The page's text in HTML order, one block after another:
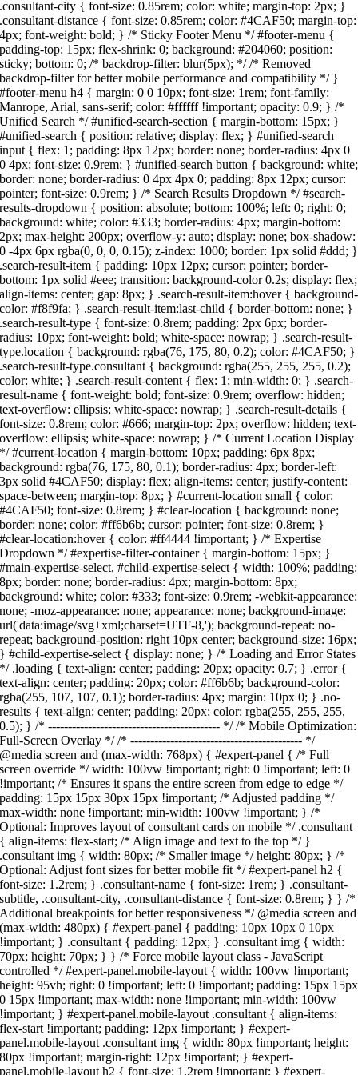
.consultant-city { font-size: 0.85rem; color: white; margin-top: 2px; }
.consultant-distance { font-size: 0.85rem; color: #4CAF50; margin-top:
4px; font-weight: bold; } /* Sticky Footer Menu */ #footer-menu {
padding-top: 15px; flex-shrink: 0; background: #204060; position:
sticky; bottom: 0; /* backdrop-filter: blur(5px); */ /* Removed
backdrop-filter for better mobile performance and compatibility */ }
#footer-menu h4 { margin: 0 0 10px; font-size: 1rem; font-family:
Manrope, Arial, sans-serif; color: #ffffff !important; opacity: 0.9; } /*
Unified Search */ #unified-search-section { margin-bottom: 15px; }
#unified-search { position: relative; display: flex; } #unified-search
input { flex: 1; padding: 8px 12px; border: none; border-radius: 4px 0
0 4px; font-size: 0.9rem; } #unified-search button { background: white;
border: none; border-radius: 0 4px 4px 0; padding: 8px 12px; cursor:
pointer; font-size: 0.9rem; } /* Search Results Dropdown */ #search-
results-dropdown { position: absolute; bottom: 100%; left: 0; right: 0;
background: white; color: #333; border-radius: 4px; margin-bottom:
2px; max-height: 200px; overflow-y: auto; display: none; box-shadow:
0 -4px 6px rgba(0, 0, 0, 0.15); z-index: 1000; border: 1px solid #ddd; }
.search-result-item { padding: 10px 12px; cursor: pointer; border-
bottom: 1px solid #eee; transition: background-color 0.2s; display: flex;
align-items: center; gap: 8px; } .search-result-item:hover { background-
color: #f8f9fa; } .search-result-item:last-child { border-bottom: none; }
.search-result-type { font-size: 0.8rem; padding: 2px 6px; border-
radius: 10px; font-weight: bold; white-space: nowrap; } .search-result-
type.location { background: rgba(76, 175, 80, 0.2); color: #4CAF50; }
.search-result-type.consultant { background: rgba(255, 255, 255, 0.2);
color: white; } .search-result-content { flex: 1; min-width: 0; } .search-
result-name { font-weight: bold; font-size: 0.9rem; overflow: hidden;
text-overflow: ellipsis; white-space: nowrap; } .search-result-details {
font-size: 0.8rem; color: #666; margin-top: 2px; overflow: hidden; text-
overflow: ellipsis; white-space: nowrap; } /* Current Location Display
*/ #current-location { margin-bottom: 10px; padding: 6px 8px;
background: rgba(76, 175, 80, 0.1); border-radius: 4px; border-left:
3px solid #4CAF50; display: flex; align-items: center; justify-content:
space-between; margin-top: 8px; } #current-location small { color:
#4CAF50; font-size: 0.8rem; } #clear-location { background: none;
border: none; color: #ff6b6b; cursor: pointer; font-size: 0.8rem; }
#clear-location:hover { color: #ff4444 !important; } /* Expertise
Dropdown */ #expertise-filter-container { margin-bottom: 15px; }
#main-expertise-select, #child-expertise-select { width: 100%; padding:
8px; border: none; border-radius: 4px; margin-bottom: 8px;
background: white; color: #333; font-size: 0.9rem; -webkit-appearance:
none; -moz-appearance: none; appearance: none; background-image:
url('data:image/svg+xml;charset=UTF-8,'); background-repeat: no-
repeat; background-position: right 10px center; background-size: 16px;
} #child-expertise-select { display: none; } /* Loading and Error States
*/ .loading { text-align: center; padding: 20px; opacity: 0.7; } .error {
text-align: center; padding: 20px; color: #ff6b6b; background-color:
rgba(255, 107, 107, 0.1); border-radius: 4px; margin: 10px 0; } .no-
results { text-align: center; padding: 20px; color: rgba(255, 255, 255,
0.5); } /* ------------------------------------------- */ /* Mobile Optimization:
Full-Screen Overlay */ /* ------------------------------------------- */
@media screen and (max-width: 768px) { #expert-panel { /* Full
screen override */ width: 100vw !important; right: 0 !important; left: 0
!important; /* Ensures it spans the entire screen from edge to edge */
padding: 15px 15px 30px 15px !important; /* Adjusted padding */
max-width: none !important; min-width: 100vw !important; } /*
Optional: Improves layout of consultant cards on mobile */ .consultant
{ align-items: flex-start; /* Align image and text to the top */ }
.consultant img { width: 80px; /* Smaller image */ height: 80px; } /*
Optional: Adjust font sizes for better mobile fit */ #expert-panel h2 {
font-size: 1.2rem; } .consultant-name { font-size: 1rem; } .consultant-
subtitle, .consultant-city, .consultant-distance { font-size: 0.8rem; } } /*
Additional breakpoints for better responsiveness */ @media screen and
(max-width: 480px) { #expert-panel { padding: 10px 10px 0 10px
!important; } .consultant { padding: 12px; } .consultant img { width:
70px; height: 70px; } } /* Force mobile layout class - JavaScript
controlled */ #expert-panel.mobile-layout { width: 100vw !important;
height: 95vh; right: 0 !important; left: 0 !important; padding: 15px 15px
0 15px !important; max-width: none !important; min-width: 100vw
!important; } #expert-panel.mobile-layout .consultant { align-items:
flex-start !important; padding: 12px !important; } #expert-
panel.mobile-layout .consultant img { width: 80px !important; height:
80px !important; margin-right: 12px !important; } #expert-
panel.mobile-layout h2 { font-size: 1.2rem !important; } #expert-